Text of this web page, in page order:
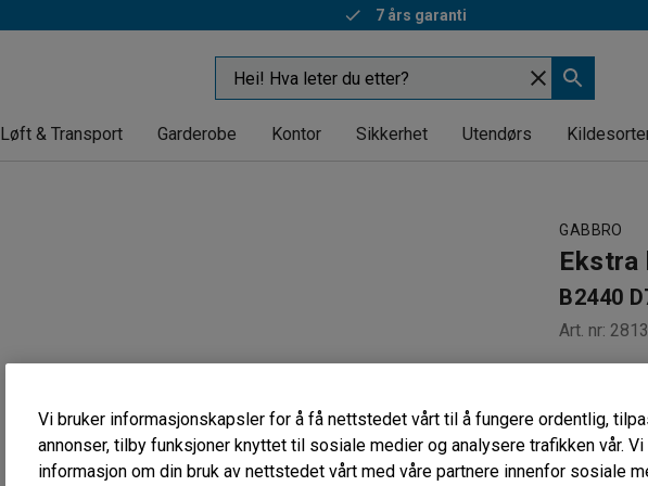
7 års garanti
Løft & Transport Garderobe Kontor Sikkerhet Utendørs
GABBRO
Ekstra
B2440
Art. nr:
Til
Med
Dybde (mm)
Vi bruker informasjonskapsler for å få nettstedet vårt til å fungere ordentlig,
annonser, tilby funksjoner knyttet til sosiale medier og analysere trafikken vår.
informasjon om din bruk av nettstedet vårt med våre partnere innenfor sosiale